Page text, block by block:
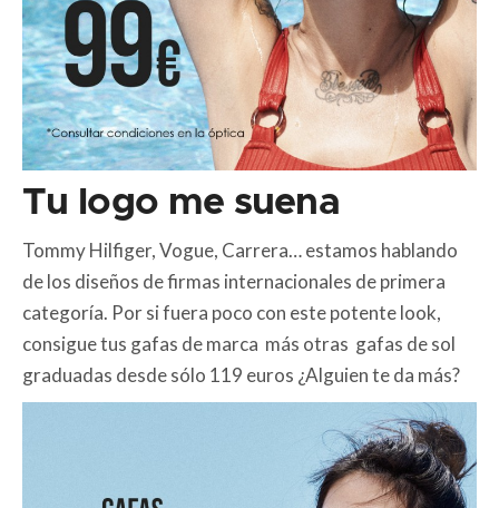
Tu logo me suena
Tommy Hilfiger, Vogue, Carrera… estamos hablando
de los diseños de firmas internacionales de primera
categoría. Por si fuera poco con este potente look,
consigue tus gafas de marca más otras gafas de sol
graduadas desde sólo 119 euros ¿Alguien te da más?